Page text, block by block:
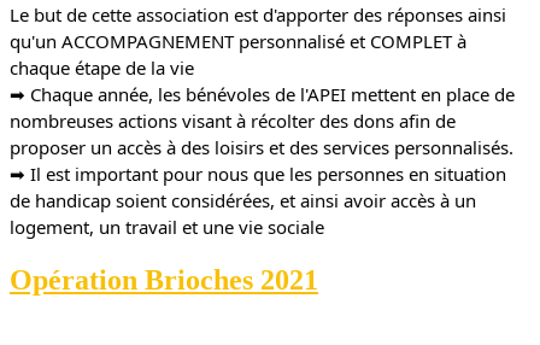
Le but de cette association est d'apporter des réponses ainsi
qu'un ACCOMPAGNEMENT personnalisé et COMPLET à
chaque étape de la vie
➡ Chaque année, les bénévoles de l'APEI mettent en place de
nombreuses actions visant à récolter des dons afin de
proposer un accès à des loisirs et des services personnalisés.
➡ Il est important pour nous que les personnes en situation
de handicap soient considérées, et ainsi avoir accès à un
logement, un travail et une vie sociale
Opération Brioches 2021